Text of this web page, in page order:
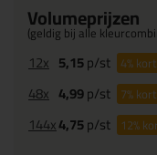
Volumeprijzen
(geldig bij alle
12x 5,15p/st 4%
48x 4,99p/st 7%
144x4,75p/st 12%